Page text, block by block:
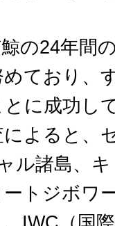
の24年間
ており、
に成功し
よると、
ル諸島、
トジボワ